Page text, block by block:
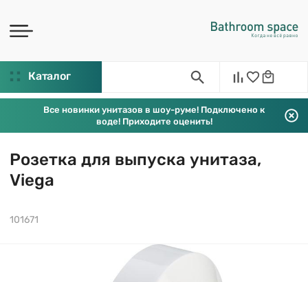
Каталог
Все новинки унитазов в шоу-руме! Подключено к
воде! Приходите оценить!
Розетка для выпуска унитаза,
Viega
101671